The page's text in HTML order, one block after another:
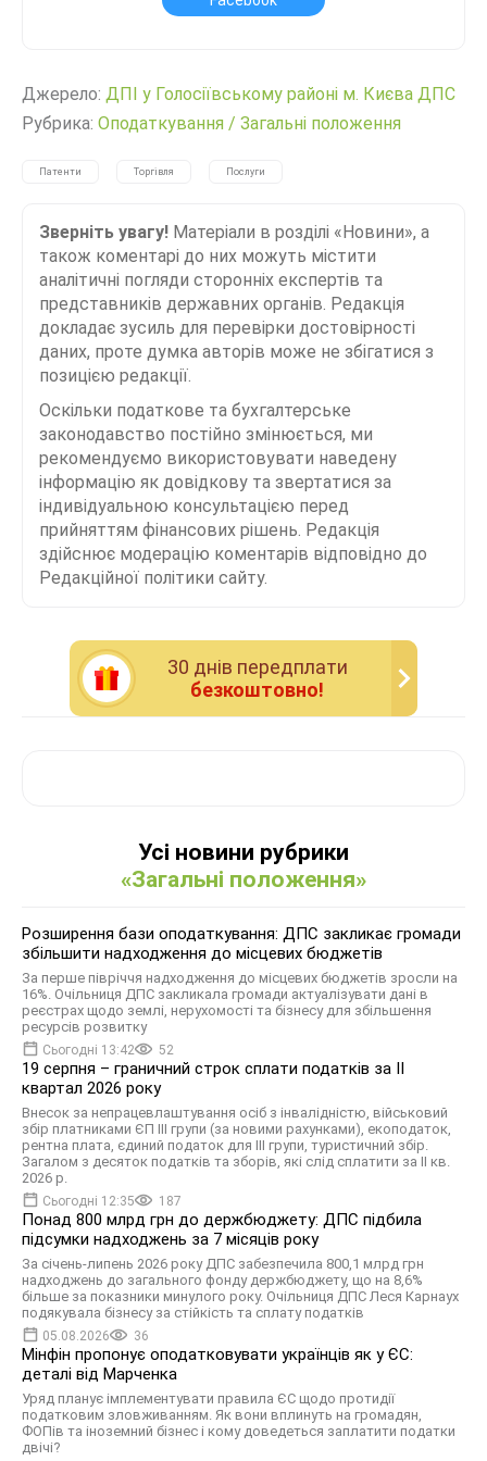
Джерело: ДПІ у Голосіївському районі м. Києва ДПС
Рубрика: Оподаткування / Загальні положення
Патенти Торгівля Послуги
Зверніть увагу! Матеріали в розділі «Новини», а
також коментарі до них можуть містити
аналітичні погляди сторонніх експертів та
представників державних органів. Редакція
докладає зусиль для перевірки достовірності
даних, проте думка авторів може не збігатися з
позицією редакції.
Оскільки податкове та бухгалтерське
законодавство постійно змінюється, ми
рекомендуємо використовувати наведену
інформацію як довідкову та звертатися за
індивідуальною консультацією перед
прийняттям фінансових рішень. Редакція
здійснює модерацію коментарів відповідно до
Редакційної політики сайту.
30 днiв передплати
безкоштовно!
Усі новини рубрики
«Загальні положення»
Розширення бази оподаткування: ДПС закликає громади
збільшити надходження до місцевих бюджетів
За перше півріччя надходження до місцевих бюджетів зросли на
16%. Очільниця ДПС закликала громади актуалізувати дані в
реєстрах щодо землі, нерухомості та бізнесу для збільшення
ресурсів розвитку
Сьогодні 13:42 52
19 серпня – граничний строк сплати податків за ІI
квартал 2026 року
Внесок за непрацевлаштування осіб з інвалідністю, військовий
збір платниками ЄП ІІІ групи (за новими рахунками), екоподаток,
рентна плата, єдиний податок для III групи, туристичний збір.
Загалом з десяток податків та зборів, які слід сплатити за ІI кв.
2026 р.
Сьогодні 12:35 187
Понад 800 млрд грн до держбюджету: ДПС підбила
підсумки надходжень за 7 місяців року
За січень-липень 2026 року ДПС забезпечила 800,1 млрд грн
надходжень до загального фонду держбюджету, що на 8,6%
більше за показники минулого року. Очільниця ДПС Леся Карнаух
подякувала бізнесу за стійкість та сплату податків
05.08.2026 36
Мінфін пропонує оподатковувати українців як у ЄС:
деталі від Марченка
Уряд планує імплементувати правила ЄС щодо протидії
податковим зловживанням. Як вони вплинуть на громадян,
ФОПів та іноземний бізнес і кому доведеться заплатити податки
двічі?